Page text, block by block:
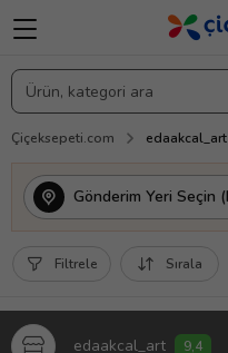
Çiçeksepeti.com edaakcal_art
Filtrele Sırala
edaakcal_art 9,4